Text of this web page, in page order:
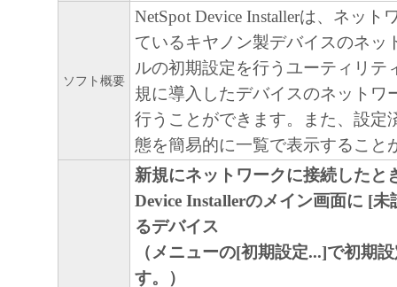
お客様は、『同意』を示す行為、または「
ア」の使用のいずれかをもって、本契約書
になります。お客様が本契約書に同意でき
ソフトウェア」を使用することはできませ
(1) キヤノンは、お客様が「キヤノン製品
のために、「キヤノン製品」に直接または
通じ接続される複数のコンピュータ（以下
言います。）において、「本ソフトウェア
約書においては、「本ソフトウェア」をコ
ソフト概要
NetSpot Device Installerは、ネット
ているキヤノン製デバイスのネッ
ルの初期設定を行うユーティリテ
規に導入したデバイスのネットワ
行うことができます。また、設定
態を簡易的に一覧で表示すること
新規にネットワークに接続したと
Device Installerのメイン画面に [
るデバイス
（メニューの[初期設定...]で初期
す。）